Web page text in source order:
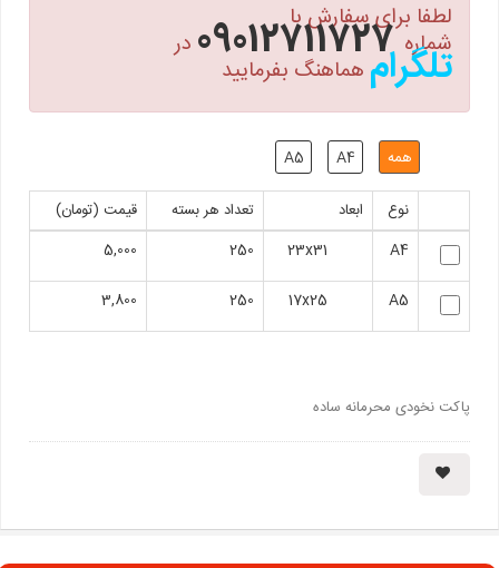
لطفا برای سفارش با
شماره 09012711727 در تلگرام هماهنگ بفرمایید
همه A4
A5
نوع ابعاد تعداد هر بسته
قیمت (تومان)
A4
23x31
250
5,000
A5
17x25
250
3,800
پاکت نخودی محرمانه ساده